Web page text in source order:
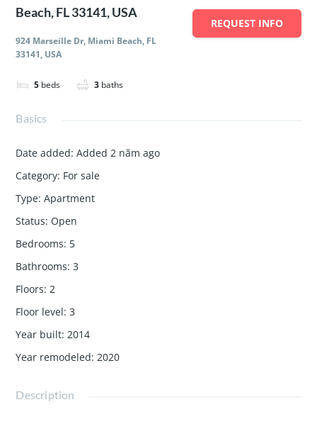
Beach, FL 33141, USA
924 Marseille Dr, Miami Beach, FL
33141, USA
5 beds 3 baths
REQUEST INFO
Basics
Date added: Added 2 năm ago
Category: For sale
Type: Apartment
Status: Open
Bedrooms: 5
Bathrooms: 3
Floors: 2
Floor level: 3
Year built: 2014
Year remodeled: 2020
Description